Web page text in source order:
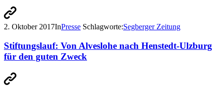
2. Oktober 2017InPresse Schlagworte:Segberger Zeitung
Stiftungslauf: Von Alveslohe nach Henstedt-Ulzburg
für den guten Zweck